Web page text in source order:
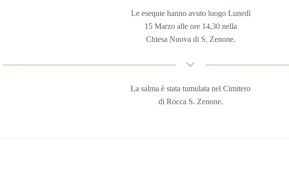
Le esequie hanno avuto luogo Lunedì
15 Marzo alle ore 14,30 nella
Chiesa Nuova di S. Zenone.
La salma è stata tumulata nel Cimitero
di Rocca S. Zenone.